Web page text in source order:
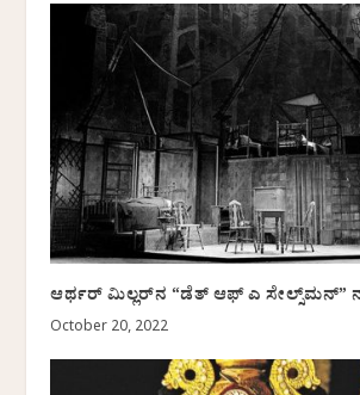
ಆರ್ಥರ್ ಮಿಲ್ಲರ್‌ನ “ಡೆತ್ ಆಫ್ ಎ ಸೇಲ್ಸ್‌ಮನ್”
October 20, 2022